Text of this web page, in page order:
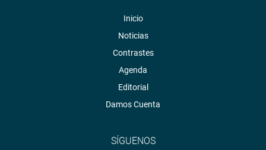
Inicio
Noticias
Contrastes
Agenda
Editorial
Damos Cuenta
SÍGUENOS